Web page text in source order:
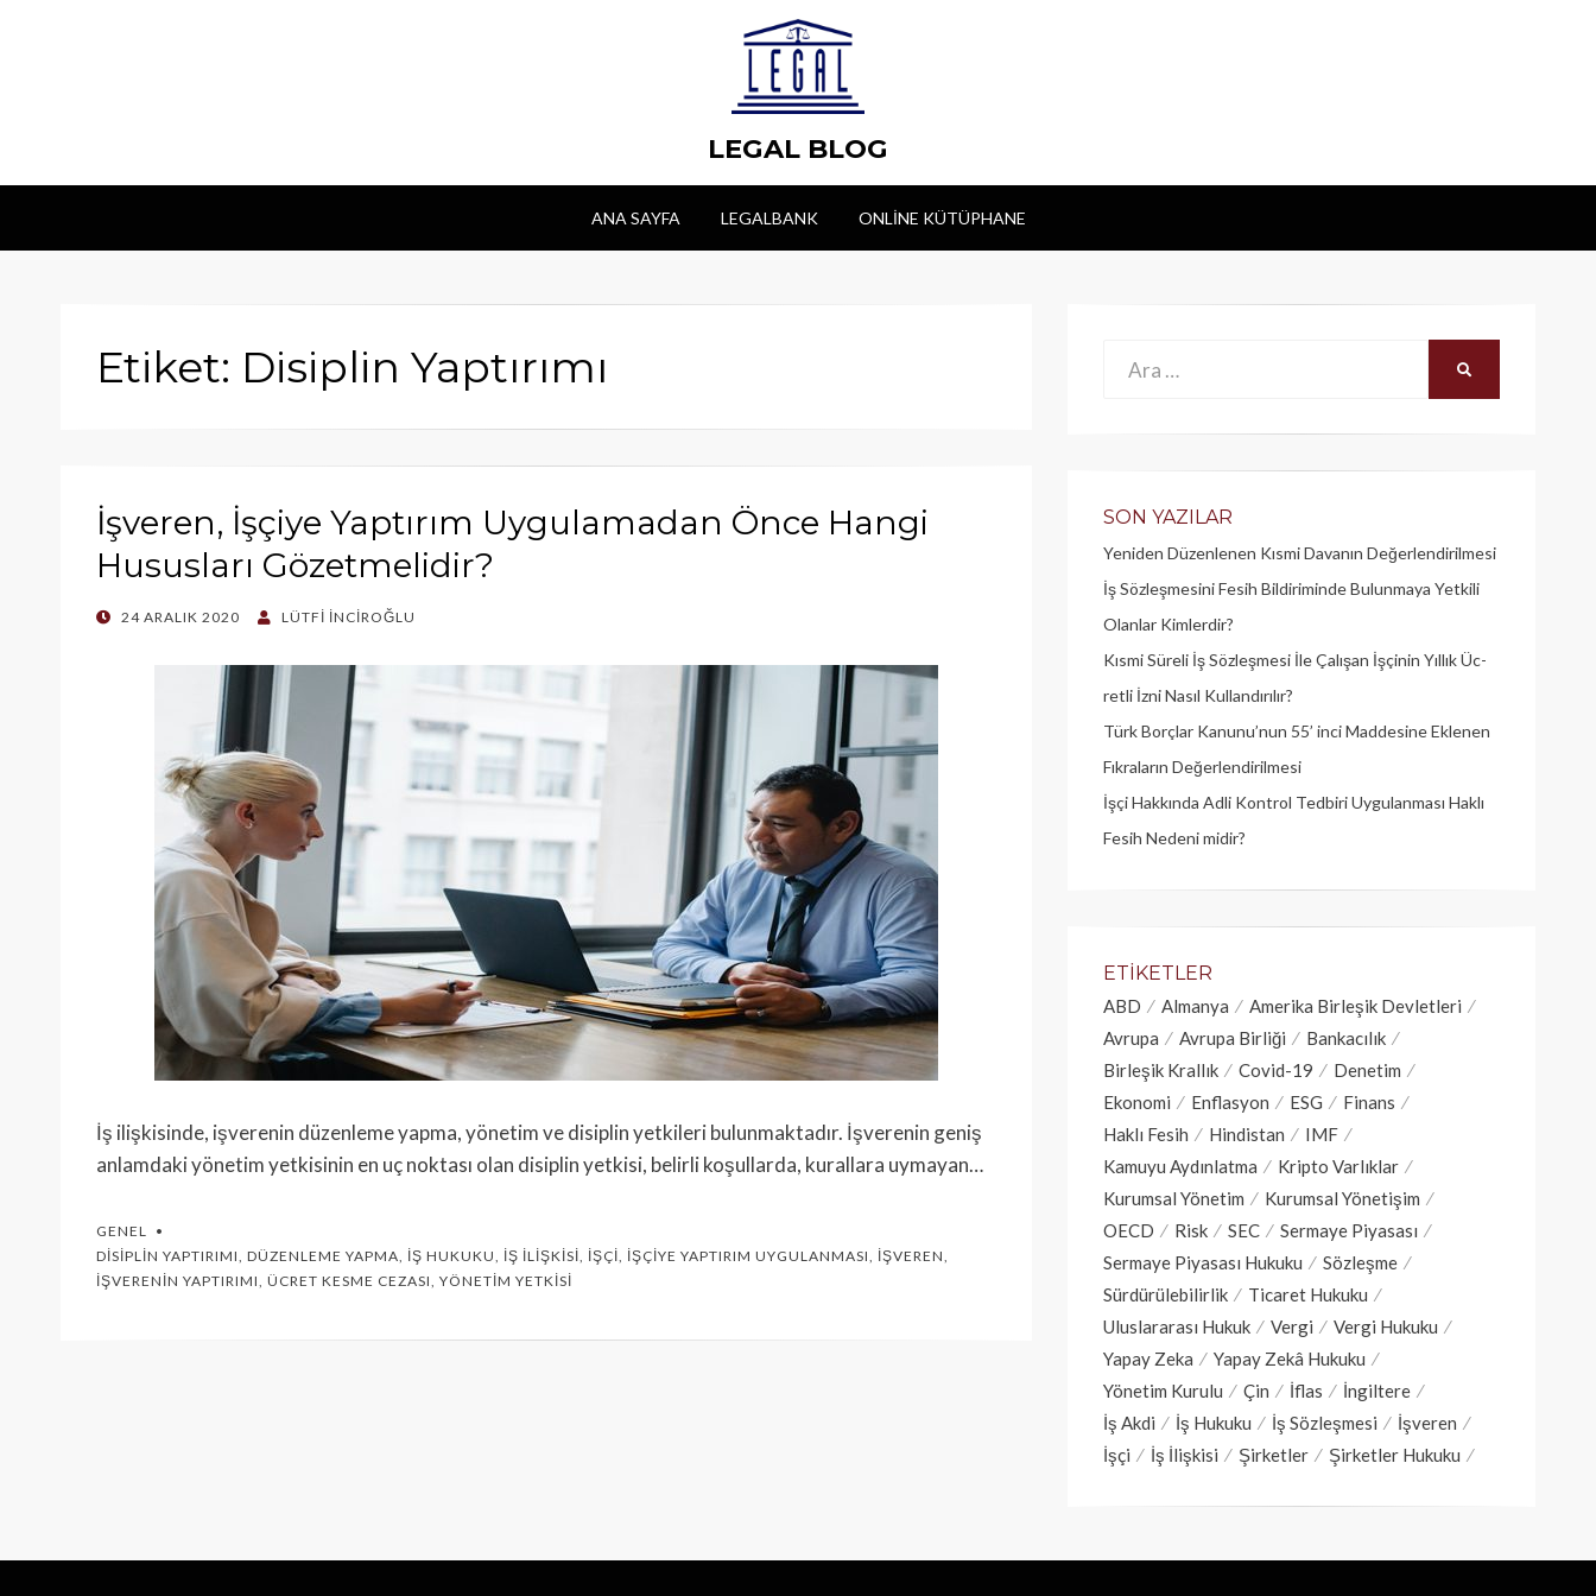
LEGAL BLOG
ANA SAYFA LEGALBANK ONLINE KÜTÜPHANE
Etiket: Disiplin Yaptırımı
İşveren, İşçiye Yaptırım Uygulamadan Önce Hangi
Hususları Gözetmelidir?
POSTED
24 ARALIK 2020 LÜTFI İNCIROĞLU
İş ilişkisinde, işverenin düzenleme yapma, yönetim ve disiplin yetkileri bulunmaktadır. İşverenin geniş
anlamdaki yönetim yetkisinin en uç noktası olan disiplin yetkisi, belirli koşullarda, kurallara uymayan…
GENEL
DISIPLIN YAPTIRIMI, DÜZENLEME YAPMA, İŞ HUKUKU, İŞ İLIŞKISI, İŞÇI, İŞÇIYE YAPTIRIM UYGULANMASI, İŞVEREN,
İŞVERENIN YAPTIRIMI, ÜCRET KESME CEZASI, YÖNETIM YETKISI
Ara:
SON YAZILAR
Yeniden Düzenlenen Kısmi Davanın Değerlendirilmesi
İş Sözleşmesini Fesih Bildiriminde Bulunmaya Yetkili
Olanlar Kimlerdir?
Kısmi Süreli İş Sözleşmesi İle Çalışan İşçinin Yıllık Üc­
retli İzni Nasıl Kullandırılır?
Türk Borçlar Kanunu’nun 55’ inci Maddesine Eklenen
Fıkraların Değerlendirilmesi
İşçi Hakkında Adli Kontrol Tedbiri Uygulanması Haklı
Fesih Nedeni midir?
ETIKETLER
ABD Almanya
Amerika Birleşik Devletleri
Avrupa
Avrupa Birliği
Bankacılık
Birleşik Krallık
Covid-19
Denetim
Ekonomi
Enflasyon ESG
Finans
Haklı Fesih
Hindistan
IMF
Kamuyu Aydınlatma
Kripto Varlıklar
Kurumsal Yönetim
Kurumsal Yönetişim
OECD
Risk SEC
Sermaye Piyasası
Sermaye Piyasası Hukuku
Sözleşme
Sürdürülebilirlik
Ticaret Hukuku
Uluslararası Hukuk
Vergi
Vergi Hukuku
Yapay Zeka
Yapay Zekâ Hukuku
Yönetim Kurulu
Çin İflas
İngiltere
İş Akdi
İş Hukuku İş Sözleşmesi
İşveren
İşçi
İş İlişkisi Şirketler Şirketler Hukuku